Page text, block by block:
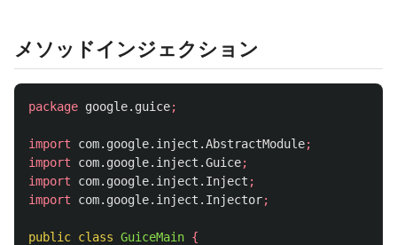
メソッドインジェクション
package google.guice;
import com.google.inject.AbstractModule;
import
com.google.inject.Guice;
import
com.google.inject.Inject ;
import
com.google.inject.Injector;
public class GuiceMain {